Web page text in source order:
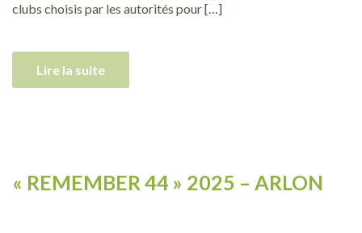
clubs choisis par les autorités pour […]
Lire la suite
« REMEMBER 44 » 2025 – ARLON